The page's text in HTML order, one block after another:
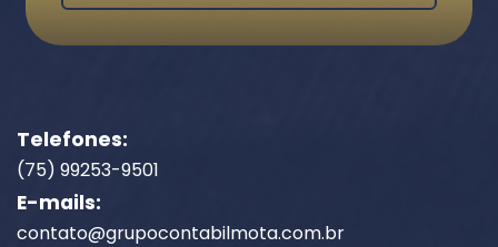
Telefones:
(75) 99253-9501
E-mails:
contato@grupocontabilmota.com.br